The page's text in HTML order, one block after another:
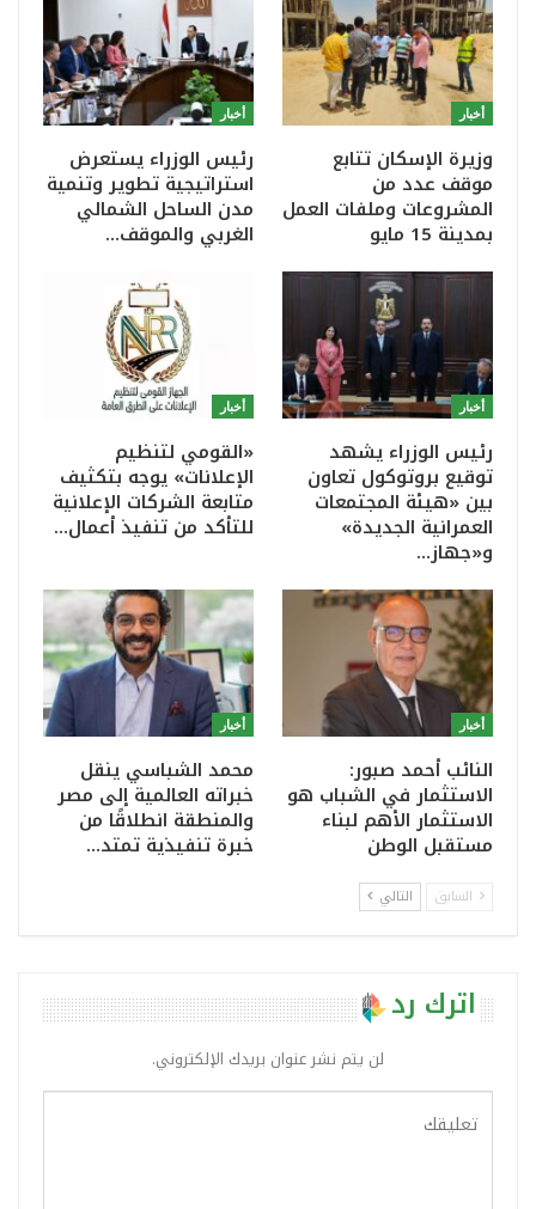
أخبار
وزيرة الإسكان تتابع
موقف عدد من
المشروعات وملفات العمل
بمدينة 15 مايو
أخبار
رئيس الوزراء يستعرض
استراتيجية تطوير وتنمية
مدن الساحل الشمالي
الغربي والموقف…
أخبار
رئيس الوزراء يشهد
توقيع بروتوكول تعاون
بين «هيئة المجتمعات
العمرانية الجديدة»
و«جهاز…
أخبار
«القومي لتنظيم
الإعلانات» يوجه بتكثيف
متابعة الشركات الإعلانية
للتأكد من تنفيذ أعمال…
أخبار
النائب أحمد صبور:
الاستثمار في الشباب هو
الاستثمار الأهم لبناء
مستقبل الوطن
أخبار
محمد الشباسي ينقل
خبراته العالمية إلى مصر
والمنطقة انطلاقًا من
خبرة تنفيذية تمتد…
السابق التالي
اترك رد
لن يتم نشر عنوان بريدك الإلكتروني.